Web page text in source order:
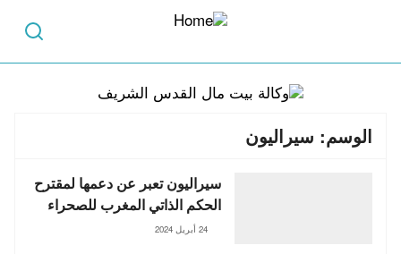
الوسم: سيراليون
سيراليون تعبر عن دعمها لمقترح
الحكم الذاتي المغرب للصحراء
24 أبريل 2024